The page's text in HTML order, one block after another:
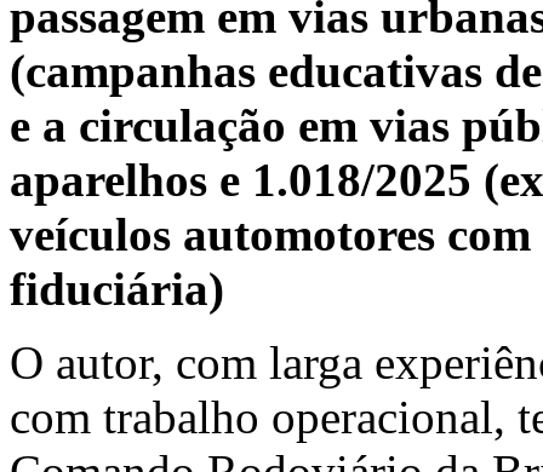
passagem em vias
(campanhas educativas
e a circulação em vias
aparelhos e 1.018/2025
veículos automotores
fiduciária)
O autor, com larga
com trabalho operacional,